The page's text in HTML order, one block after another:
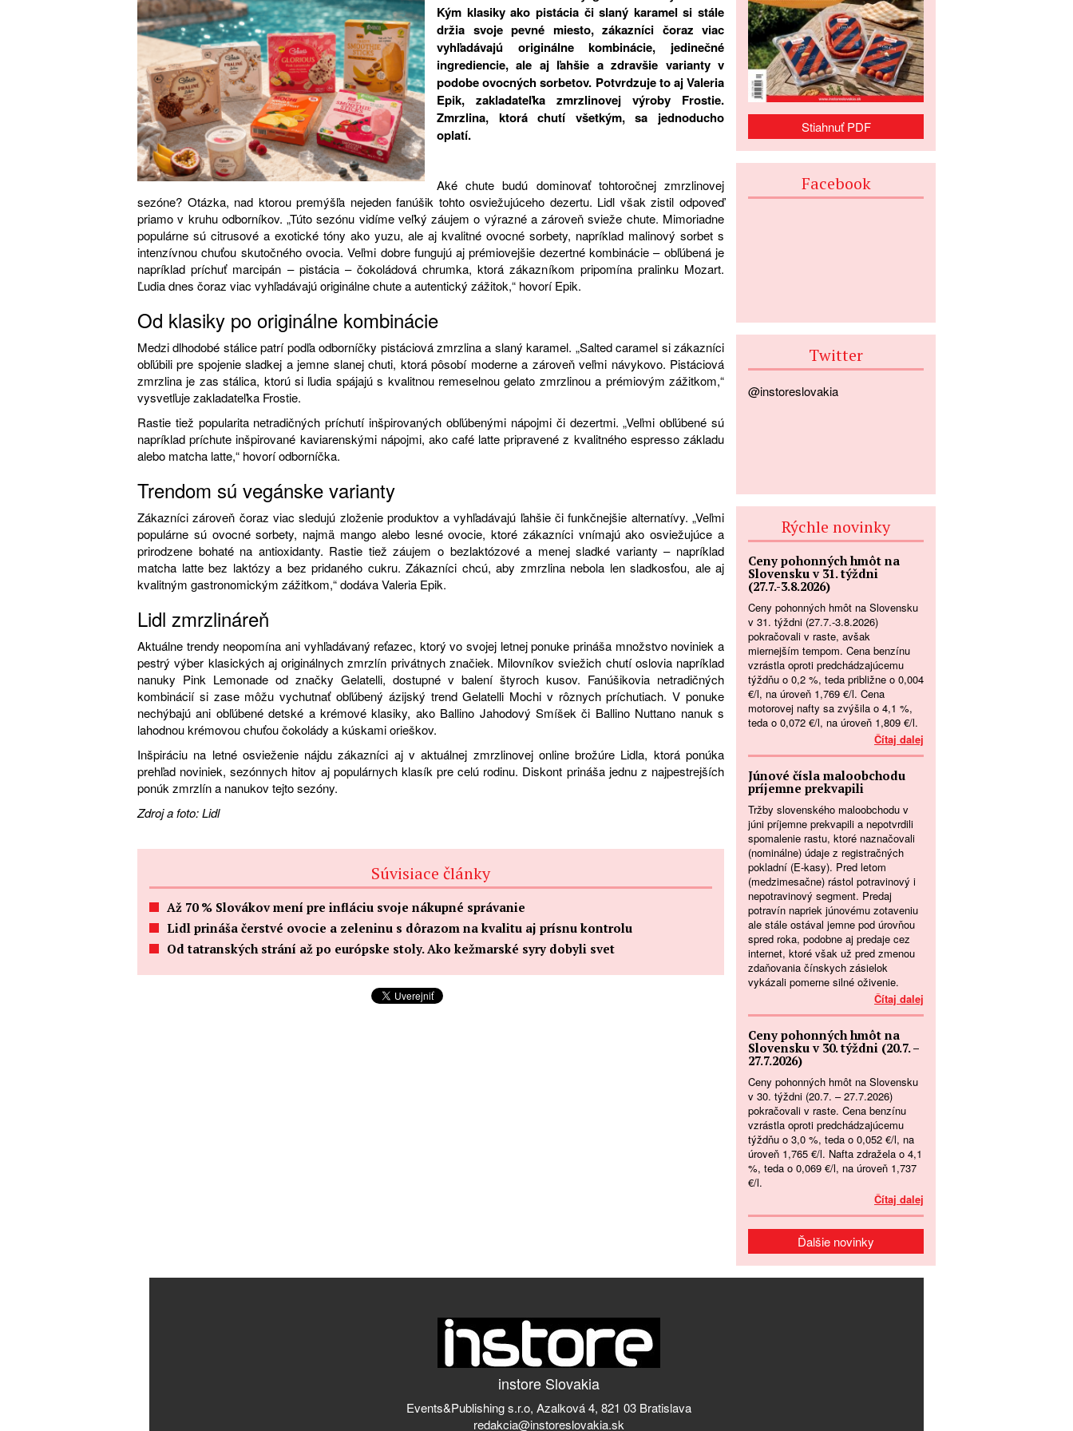
Kým klasiky ako pistácia či slaný karamel si stále
držia svoje pevné miesto, zákazníci čoraz viac
vyhľadávajú originálne kombinácie, jedinečné
ingrediencie, ale aj ľahšie a zdravšie varianty v
podobe ovocných sorbetov. Potvrdzuje to aj Valeria
Epik, zakladateľka zmrzlinovej výroby Frostie.
Zmrzlina, ktorá chutí všetkým, sa jednoducho
oplatí.
Aké chute budú dominovať tohtoročnej zmrzlinovej
sezóne? Otázka, nad ktorou premýšľa nejeden fanúšik tohto osviežujúceho dezertu. Lidl však zistil odpoveď
priamo v kruhu odborníkov. „Túto sezónu vidíme veľký záujem o výrazné a zároveň svieže chute. Mimoriadne
populárne sú citrusové a exotické tóny ako yuzu, ale aj kvalitné ovocné sorbety, napríklad malinový sorbet s
intenzívnou chuťou skutočného ovocia. Veľmi dobre fungujú aj prémiovejšie dezertné kombinácie – obľúbená je
napríklad príchuť marcipán – pistácia – čokoládová chrumka, ktorá zákazníkom pripomína pralinku Mozart.
Ľudia dnes čoraz viac vyhľadávajú originálne chute a autentický zážitok,“ hovorí Epik.
Od klasiky po originálne kombinácie
Medzi dlhodobé stálice patrí podľa odborníčky pistáciová zmrzlina a slaný karamel. „Salted caramel si zákazníci
obľúbili pre spojenie sladkej a jemne slanej chuti, ktorá pôsobí moderne a zároveň veľmi návykovo. Pistáciová
zmrzlina je zas stálica, ktorú si ľudia spájajú s kvalitnou remeselnou gelato zmrzlinou a prémiovým zážitkom,“
vysvetľuje zakladateľka Frostie.
Rastie tiež popularita netradičných príchutí inšpirovaných obľúbenými nápojmi či dezertmi. „Veľmi obľúbené sú
napríklad príchute inšpirované kaviarenskými nápojmi, ako café latte pripravené z kvalitného espresso základu
alebo matcha latte,“ hovorí odborníčka.
Trendom sú vegánske varianty
Zákazníci zároveň čoraz viac sledujú zloženie produktov a vyhľadávajú ľahšie či funkčnejšie alternatívy. „Veľmi
populárne sú ovocné sorbety, najmä mango alebo lesné ovocie, ktoré zákazníci vnímajú ako osviežujúce a
prirodzene bohaté na antioxidanty. Rastie tiež záujem o bezlaktózové a menej sladké varianty – napríklad
matcha latte bez laktózy a bez pridaného cukru. Zákazníci chcú, aby zmrzlina nebola len sladkosťou, ale aj
kvalitným gastronomickým zážitkom,“ dodáva Valeria Epik.
Lidl zmrzlináreň
Aktuálne trendy neopomína ani vyhľadávaný reťazec, ktorý vo svojej letnej ponuke prináša množstvo noviniek a
pestrý výber klasických aj originálnych zmrzlín privátnych značiek. Milovníkov sviežich chutí oslovia napríklad
nanuky Pink Lemonade od značky Gelatelli, dostupné v balení štyroch kusov. Fanúšikovia netradičných
kombinácií si zase môžu vychutnať obľúbený ázijský trend Gelatelli Mochi v rôznych príchutiach. V ponuke
nechýbajú ani obľúbené detské a krémové klasiky, ako Ballino Jahodový Smíšek či Ballino Nuttano nanuk s
lahodnou krémovou chuťou čokolády a kúskami orieškov.
Inšpiráciu na letné osvieženie nájdu zákazníci aj v aktuálnej zmrzlinovej online brožúre Lidla, ktorá ponúka
prehľad noviniek, sezónnych hitov aj populárnych klasík pre celú rodinu. Diskont prináša jednu z najpestrejších
ponúk zmrzlín a nanukov tejto sezóny.
Zdroj a foto: Lidl
Súvisiace články
Až 70 % Slovákov mení pre infláciu svoje nákupné správanie
Lidl prináša čerstvé ovocie a zeleninu s dôrazom na kvalitu aj prísnu kontrolu
Od tatranských strání až po európske stoly. Ako kežmarské syry dobyli svet
Stiahnuť PDF
Facebook
Twitter
@instoreslovakia
Rýchle novinky
Ceny pohonných hmôt na
Slovensku v 31. týždni
(27.7.-3.8.2026)
Ceny pohonných hmôt na Slovensku
v 31. týždni (27.7.-3.8.2026)
pokračovali v raste, avšak
miernejším tempom. Cena benzínu
vzrástla oproti predchádzajúcemu
týždňu o 0,2 %, teda približne o 0,004
€/l, na úroveň 1,769 €/l. Cena
motorovej nafty sa zvýšila o 4,1 %,
teda o 0,072 €/l, na úroveň 1,809 €/l.
Čítaj dalej
Júnové čísla maloobchodu
príjemne prekvapili
Tržby slovenského maloobchodu v
júni príjemne prekvapili a nepotvrdili
spomalenie rastu, ktoré naznačovali
(nominálne) údaje z registračných
pokladní (E-kasy). Pred letom
(medzimesačne) rástol potravinový i
nepotravinový segment. Predaj
potravín napriek júnovému zotaveniu
ale stále ostával jemne pod úrovňou
spred roka, podobne aj predaje cez
internet, ktoré však už pred zmenou
zdaňovania čínskych zásielok
vykázali pomerne silné oživenie.
Čítaj dalej
Ceny pohonných hmôt na
Slovensku v 30. týždni (20.7. –
27.7.2026)
Ceny pohonných hmôt na Slovensku
v 30. týždni (20.7. – 27.7.2026)
pokračovali v raste. Cena benzínu
vzrástla oproti predchádzajúcemu
týždňu o 3,0 %, teda o 0,052 €/l, na
úroveň 1,765 €/l. Nafta zdražela o 4,1
%, teda o 0,069 €/l, na úroveň 1,737
€/l.
Čítaj dalej
Ďalšie novinky
instore Slovakia
Events&Publishing s.r.o, Azalková 4, 821 03 Bratislava
redakcia@instoreslovakia.sk